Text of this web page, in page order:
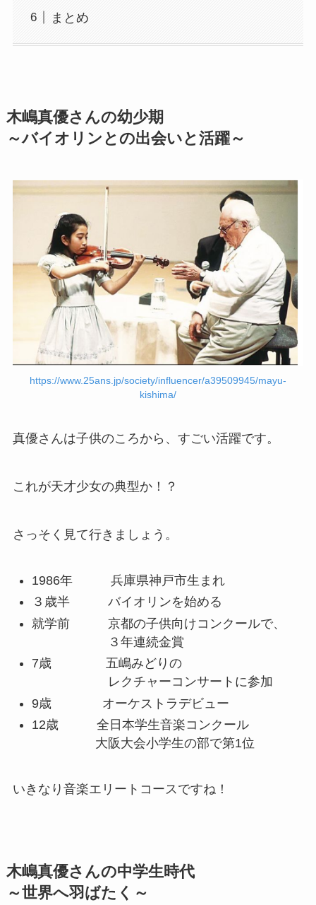
まとめ
木嶋真優さんの幼少期
～バイオリンとの出会いと活躍～
https://www.25ans.jp/society/influencer/a39509945/mayu-
kishima/
真優さんは子供のころから、すごい活躍です。
これが天才少女の典型か！？
さっそく見て行きましょう。
1986年 兵庫県神戸市生まれ
３歳半 バイオリンを始める
就学前 京都の子供向けコンクールで、
３年連続金賞
7歳 五嶋みどりの
レクチャーコンサートに参加
9歳 オーケストラデビュー
12歳 全日本学生音楽コンクール
大阪大会小学生の部で第1位
いきなり音楽エリートコースですね！
木嶋真優さんの中学生時代
～世界へ羽ばたく～